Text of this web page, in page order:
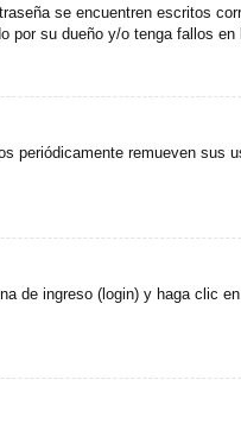
se encuentren escritos
su dueño y/o tenga fallos
periódicamente remueven sus
de ingreso (login) y haga clic en